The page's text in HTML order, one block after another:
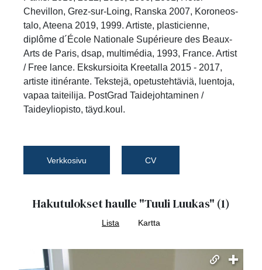
Chevillon, Grez-sur-Loing, Ranska 2007, Koroneos-
talo, Ateena 2019, 1999. Artiste, plasticienne,
diplôme d´École Nationale Supérieure des Beaux-
Arts de Paris, dsap, multimédia, 1993, France. Artist
/ Free lance. Ekskursioita Kreetalla 2015 - 2017,
artiste itinérante. Tekstejä, opetustehtäviä, luentoja,
vapaa taiteilija. PostGrad Taidejohtaminen /
Taideyliopisto, täyd.koul.
Verkkosivu CV
Hakutulokset haulle "Tuuli Luukas" (1)
Lista Kartta